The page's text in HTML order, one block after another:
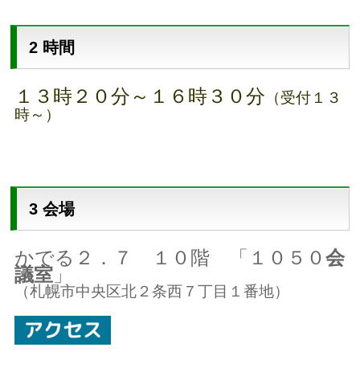
2 時間
１３時２０分～１６時３０分 （受付１３
時～）
3 会場
かでる２．７ １０階 「１０５０会
議室 」
（札幌市中央区北２条西７丁目１番地）